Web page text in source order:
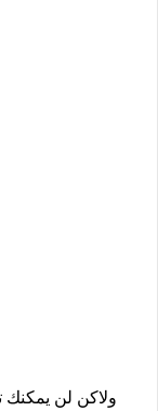
ولاكن لن